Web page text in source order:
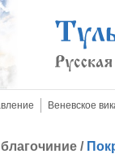
Веневское
/